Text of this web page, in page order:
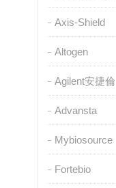
Axis-Shield
Altogen
Agilent安捷倫
Advansta
Mybiosource
Fortebio